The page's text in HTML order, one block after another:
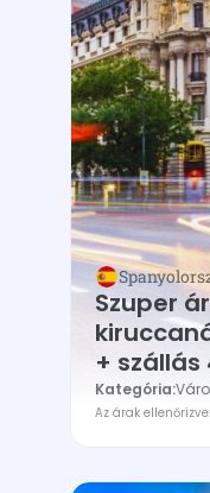
Szuper
+ szállás
Kategória:
Az árak